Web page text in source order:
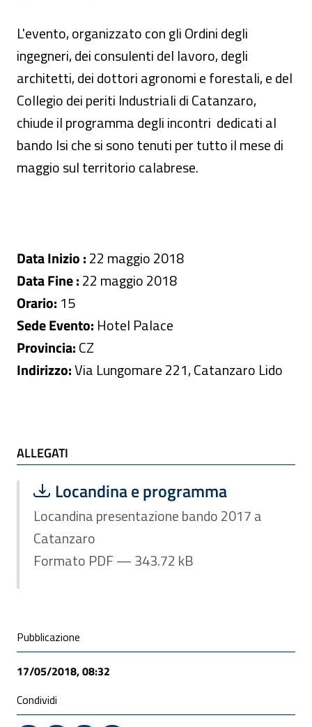
L'evento, organizzato con gli Ordini degli
ingegneri, dei consulenti del lavoro, degli
architetti, dei dottori agronomi e forestali, e del
Collegio dei periti Industriali di Catanzaro,
chiude il programma degli incontri dedicati al
bando Isi che si sono tenuti per tutto il mese di
maggio sul territorio calabrese.
Data Inizio :22 maggio 2018
Data Fine :22 maggio 2018
Orario: 15
Sede Evento: Hotel Palace
Provincia:CZ
Indirizzo:Via Lungomare 221, Catanzaro Lido
ALLEGATI
ALLEGATI
Scarica file:
Locandina e programma
Formato PDF — Dimensione 343.72 kB
Locandina presentazione bando 2017 a
Catanzaro
Formato PDF — 343.72 kB
Condivisione social
Pubblicazione
17/05/2018, 08:32
Condividi